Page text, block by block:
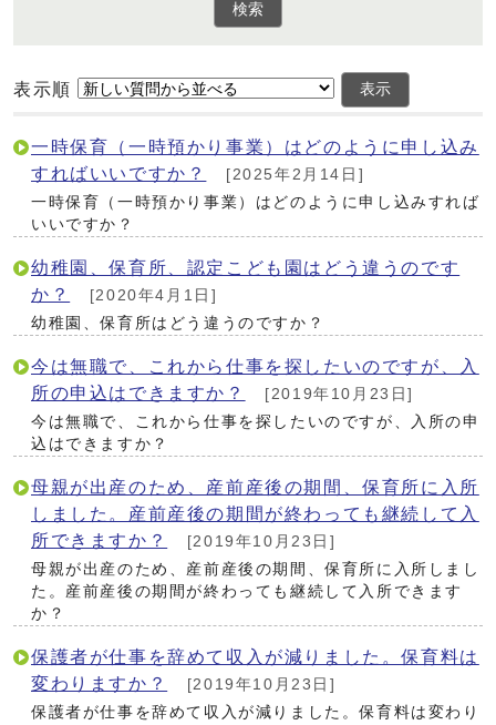
検索
表示順 表示
一時保育（一時預かり事業）はどのように申し込み
すればいいですか？
[2025年2月14日]
一時保育（一時預かり事業）はどのように申し込みすれば
いいですか？
幼稚園、保育所、認定こども園はどう違うのです
か？
[2020年4月1日]
幼稚園、保育所はどう違うのですか？
今は無職で、これから仕事を探したいのですが、入
所の申込はできますか？
[2019年10月23日]
今は無職で、これから仕事を探したいのですが、入所の申
込はできますか？
母親が出産のため、産前産後の期間、保育所に入所
しました。産前産後の期間が終わっても継続して入
所できますか？
[2019年10月23日]
母親が出産のため、産前産後の期間、保育所に入所しまし
た。産前産後の期間が終わっても継続して入所できます
か？
保護者が仕事を辞めて収入が減りました。保育料は
変わりますか？
[2019年10月23日]
保護者が仕事を辞めて収入が減りました。保育料は変わり